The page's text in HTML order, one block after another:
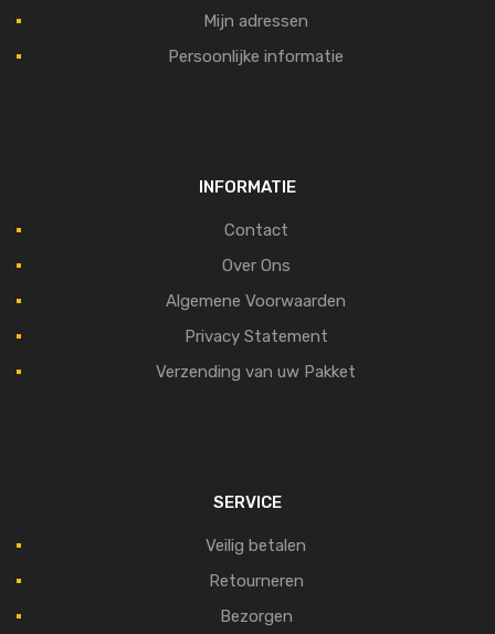
Mijn adressen
Persoonlijke informatie
INFORMATIE
Contact
Over Ons
Algemene Voorwaarden
Privacy Statement
Verzending van uw Pakket
SERVICE
Veilig betalen
Retourneren
Bezorgen